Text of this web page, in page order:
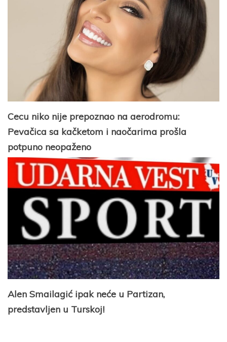
Cecu niko nije prepoznao na aerodromu:
Pevačica sa kačketom i naočarima prošla
potpuno neopaženo
Alen Smailagić ipak neće u Partizan,
predstavljen u Turskoj!